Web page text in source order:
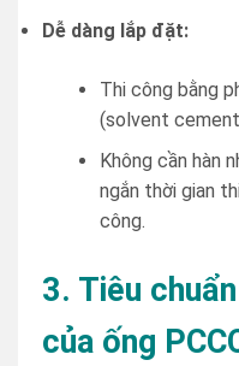
Dễ dàng lắp đặt:
Thi công bằng
(solvent
Không cần hàn
ngắn thời gian
công.
3. Tiêu
của ống